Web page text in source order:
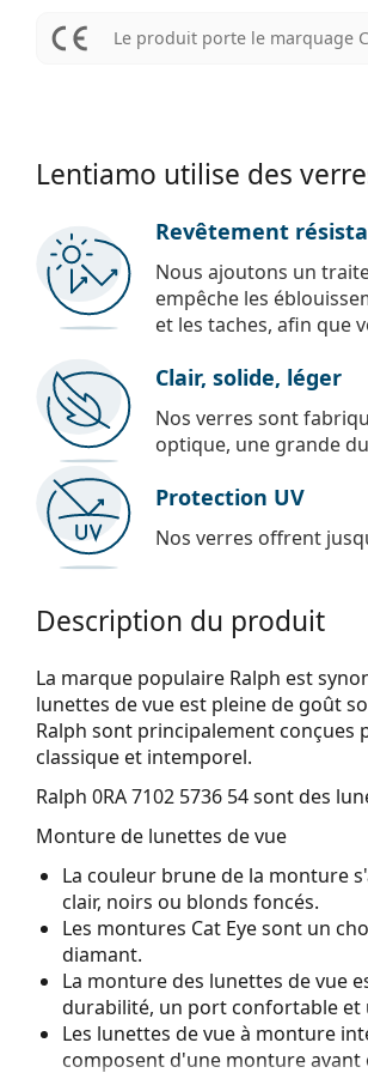
Le produit porte le marquage
Lentiamo utilise des
Revêtement
Nous ajoutons un
empêche les
et les taches, afin que
Clair, solide, léger
Nos verres sont
optique, une grande
Protection UV
Nos verres offrent
Description du produit
La marque populaire Ralph est
lunettes de vue est pleine de goût
Ralph sont principalement
classique et intemporel.
Ralph 0RA 7102 5736 54sont des
Monture de lunettes de vue
La couleur brune de la monture
clair, noirs ou blonds foncés.
Les montures Cat Eye sont un
diamant.
La monture des lunettes de vue
durabilité, un port confortable et
Les lunettes de vue à monture
composent d'une monture